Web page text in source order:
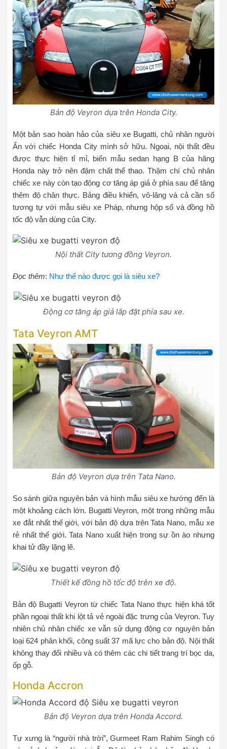
Bản độ Veyron dựa trên Honda City.
Một bản sao hoàn hảo của siêu xe Bugatti, chủ nhân người
Ấn với chiếc Honda City mình sở hữu. Ngoại, nội thất đều
được thực hiện tỉ mỉ, biến mẫu sedan hạng B của hãng
Honda này trở nên đậm chất thể thao. Thậm chí chủ nhân
chiếc xe này còn tạo động cơ tăng áp giả ở phía sau để tăng
thêm độ chân thực. Bảng điều khiển, vô-lăng và cả cần số
tương tự với mẫu siêu xe Pháp, nhưng hộp số và đồng hồ
tốc độ vẫn dùng của City.
Nội thất City tương đồng Veyron.
Đọc thêm: Như thế nào được gọi là siêu xe?
Động cơ tăng áp giả lắp đặt phía sau xe.
Tata Veyron AMT
Bản độ Veyron dựa trên Tata Nano.
So sánh giữa nguyên bản và hình mẫu siêu xe hướng đến là
một khoảng cách lớn. Bugatti Veyron, một trong những mẫu
xe đắt nhất thế giới, với bản độ dựa trên Tata Nano, mẫu xe
rẻ nhất thế giới. Tata Nano xuất hiện trong sự ồn ào nhưng
khai tử đầy lặng lẽ.
Thiết kế đồng hồ tốc độ trên xe độ.
Bản độ Bugatti Veyron từ chiếc Tata Nano thực hiện khá tốt
phần ngoại thất khi lột tả vẻ ngoài đặc trưng của Veyron. Tuy
nhiên chủ nhân chiếc xe vẫn sử dụng động cơ nguyên bản
loại 624 phân khối, công suất 37 mã lực cho bản độ. Nội thất
không thay đổi nhiều và có thêm các chi tiết trang trí bọc da,
ốp gỗ.
Honda Accron
Bản độ Veyron dựa trên Honda Accord.
Tự xưng là “người nhà trời”, Gurmeet Ram Rahim Singh có